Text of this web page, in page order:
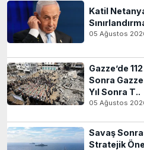
Katil
05 Ağustos
Gazze’de
Sonra
Yıl Sonra T..
05 Ağustos
Savaş
Stratejik